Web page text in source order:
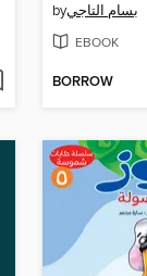
byبسام التاجي
EBOOK
BORROW